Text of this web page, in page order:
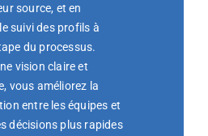
source, et en
suivi des profils à
du processus.
vision claire et
vous améliorez la
entre les équipes et
décisions plus rapides